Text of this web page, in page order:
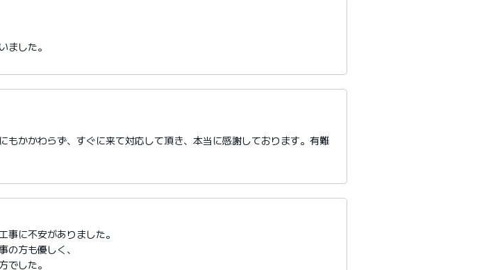
ました。
もかかわらず、すぐに来て対応して頂き、本当に感謝しております。有難
事に不安がありました。
の方も優しく、
でした。